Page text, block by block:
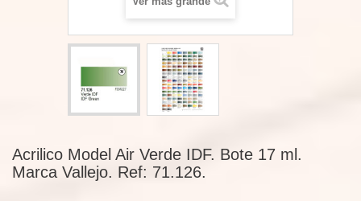
Acrilico Model Air Verde IDF. Bote 17 ml.
Marca Vallejo. Ref: 71.126.